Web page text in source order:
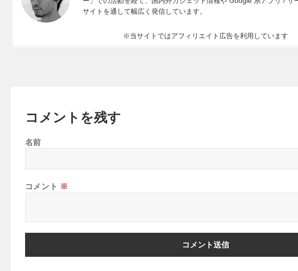
サイトを通して幅広く発信しています。
※当サイトではアフィリエイト広告を利用しています
コメントを残す
名前
コメント ※